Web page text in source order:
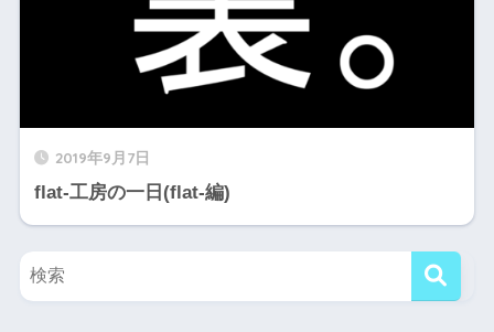
2019年9月7日
flat-工房の一日(flat-編)